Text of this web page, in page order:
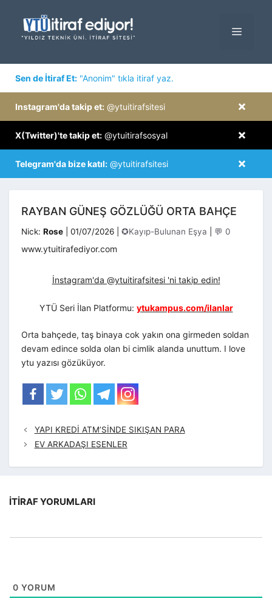
MENÜ
Sen de İtiraf Et: "Anonim" tıkla itiraf yaz.
×
Instagram'da takip et: @ytuitirafsitesi
×
X(Twitter)'te takip et: @ytuitirafsosyal
×
Telegram'da bize katıl: @ytuitirafsitesi
RAYBAN GÜNEŞ GÖZLÜĞÜ ORTA BAHÇE
Nick: Rose 01/07/2026 Kategoriler
✪Kayıp-Bulunan Eşya 💬 0
www.ytuitirafediyor.com
İnstagram'da @ytuitirafsitesi 'ni takip edin!
YTÜ Seri İlan Platformu: ytukampus.com/ilanlar
Orta bahçede, taş binaya cok yakın ona girmeden soldan
devam edince solda olan bi cimlik alanda unuttum. I love
ytu yazısı gözüküyor.
YAPI KREDİ ATM’SİNDE SIKIŞAN PARA
EV ARKADAŞI ESENLER
İTIRAF YORUMLARI
0 YORUM